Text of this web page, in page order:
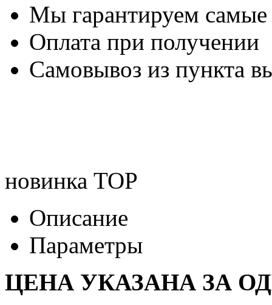
Мы гарантируем
Оплата при получении
Самовывоз из пункта
новинка TOP
Описание
Параметры
ЦЕНА УКАЗАНА ЗА